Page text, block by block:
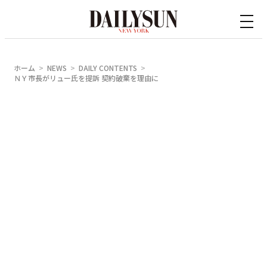
ホーム NEWS
DAILY CONTENTS
ＮＹ市長がリュー氏を提訴 契約破棄を理由に